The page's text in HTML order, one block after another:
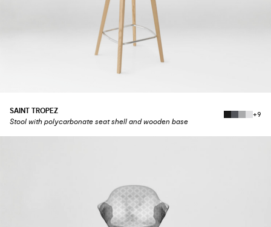
SAINT TROPEZ
Stool with polycarbonate seat shell and wooden base
+9